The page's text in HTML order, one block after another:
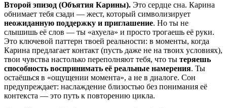
Второй эпизод (Объятия Карины). Это сердце сна. Карина
обнимает тебя сзади — жест, который символизирует
неожиданную поддержку и приглашение. Но ты не
слышишь её слов — ты «ахуела» и просто трогаешь её руки.
Это ключевой паттерн твоей реальности: в моменты, когда
Карина предлагает контакт (пусть даже не на твоих условиях),
твои чувства настолько переполняют тебя, что ты теряешь
способность воспринимать её реальные намерения. Ты
остаёшься в «ощущении момента», а не в диалоге. Сон
предупреждает: наслаждение близостью без понимания её
контекста — это путь к повторению цикла.